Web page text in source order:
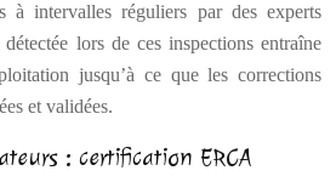
à intervalles réguliers par des experts
lors de ces inspections entraîne
jusqu’à ce que les corrections
et validées.
: certification ERCA